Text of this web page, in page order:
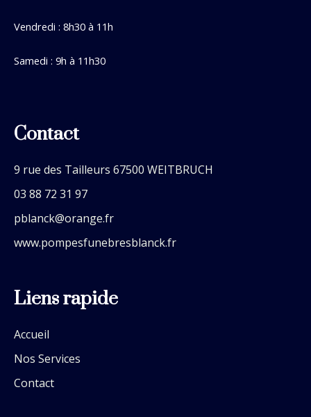
Vendredi : 8h30 à 11h
Samedi : 9h à 11h30
Contact
9 rue des Tailleurs 67500 WEITBRUCH
03 88 72 31 97
pblanck@orange.fr
www.pompesfunebresblanck.fr
Liens rapide
Accueil
Nos Services
Contact